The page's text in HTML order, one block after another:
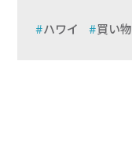
ハワイ 買い物